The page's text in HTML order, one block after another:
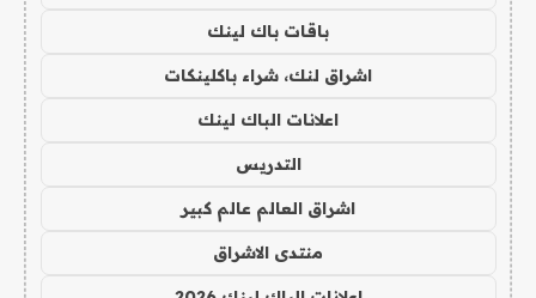
باقات باك لينك
اشراق لنك، شراء باكلينكات
اعلانات الباك لينك
التدريس
اشراق العالم عالم كبير
منتدى الاشراق